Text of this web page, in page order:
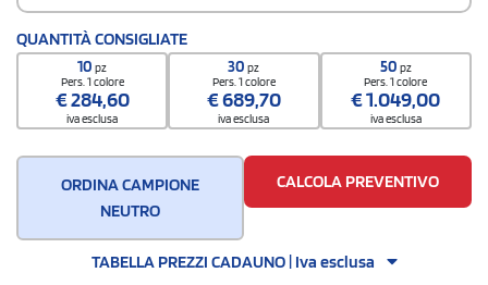
QUANTITÀ CONSIGLIATE
10pz
Pers. 1 colore
€284,60
iva esclusa
30pz
Pers. 1 colore
€689,70
iva esclusa
50 pz
Pers. 1 colore
€1.049,00
iva esclusa
ORDINA CAMPIONE
NEUTRO
CALCOLA PREVENTIVO
TABELLA PREZZI CADAUNO | Iva esclusa